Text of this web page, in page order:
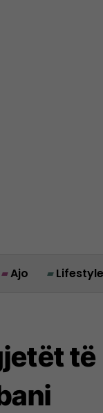
Ajo Lifestyle